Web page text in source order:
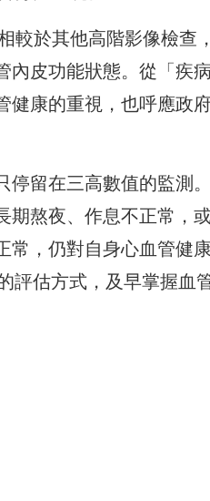
較於其他高階影像檢查
皮功能狀態。從「疾
健康的重視，也呼應政
留在三高數值的監測
熬夜、作息不正常，
常，仍對自身心血管健
估方式，及早掌握血